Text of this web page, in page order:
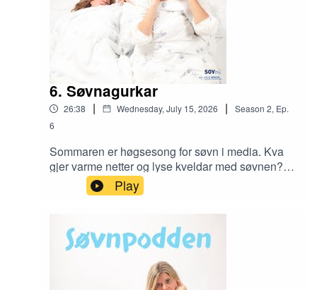
6. Søvnagurkar
26:38 | Wednesday, July 15, 2026 | Season 2, Ep.
6
Sommaren er høgsesong for søvn i media. Kva
gjer varme netter og lyse kveldar med søvnen?
Er det greit å ta seg ein siesta om dagen? Og
hjelper det egentlig å ete kiwi for å sove betre?I
episoden svarar vi på nokon av spørsmåla vi
oftast får frå journalistar om sommaren. Vi
snakkar om å sove i varmen, lyse netter, siesta,
ferierutiner og andre klassiske søvnagurkar.
Play